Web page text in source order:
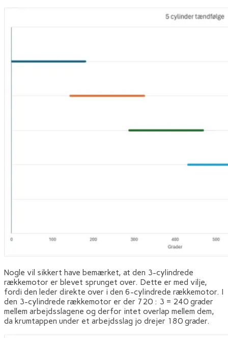
Nogle vil sikkert have bemærket, at den 3-cylindrede
rækkemotor er blevet sprunget over. Dette er med vilje,
fordi den leder direkte over i den 6-cylindrede rækkemotor. I
den 3-cylindrede rækkemotor er der 720 : 3 = 240 grader
mellem arbejdsslagene og derfor intet overlap mellem dem,
da krumtappen under et arbejdsslag jo drejer 180 grader.